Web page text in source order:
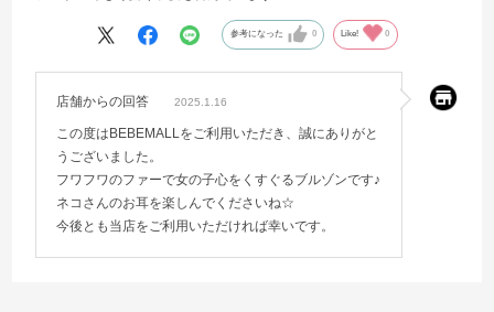
参考になった 0 Like! 0
店舗からの回答 2025.1.16
この度はBEBEMALLをご利用いただき、誠にありがと
うございました。
フワフワのファーで女の子心をくすぐるブルゾンです♪
ネコさんのお耳を楽しんでくださいね☆
今後とも当店をご利用いただければ幸いです。